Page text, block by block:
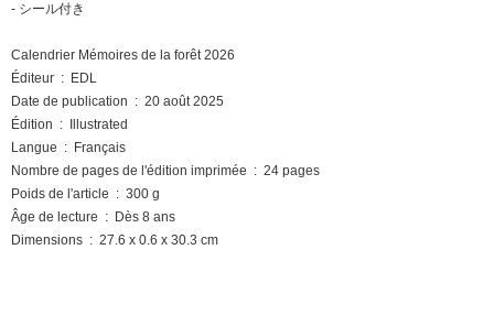
- シール付き
Calendrier Mémoires de la forêt 2026
Éditeur ‏ : ‎ EDL
Date de publication ‏ : ‎ 20 août 2025
Édition ‏ : ‎ Illustrated
Langue ‏ : ‎ Français
Nombre de pages de l'édition imprimée ‏ : ‎ 24 pages
Poids de l'article ‏ : ‎ 300 g
Âge de lecture ‏ : ‎ Dès 8 ans
Dimensions ‏ : ‎ 27.6 x 0.6 x 30.3 cm